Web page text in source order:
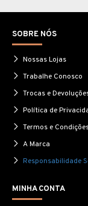
SOBRE NÓS
Nossas Lojas
Trabalhe Conosco
Trocas e
Política de
Termos e
A Marca
Responsabilidade
MINHA CONTA